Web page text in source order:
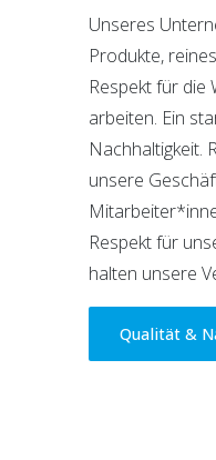
Unseres
Produkte,
Respekt für die
arbeiten. Ein
Nachhaltigkeit.
unsere
Respekt für
halten unsere
Qualität &